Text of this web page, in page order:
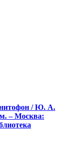
/ Ю. А.
– Москва: